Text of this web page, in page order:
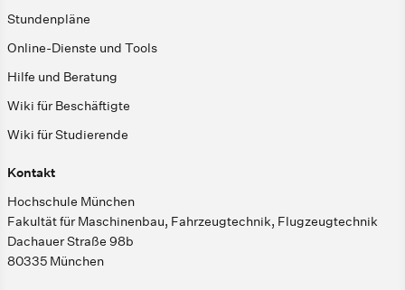
Stundenpläne
Online-Dienste und Tools
Hilfe und Beratung
Wiki für Beschäftigte
Wiki für Studierende
Kontakt
Hochschule München
Fakultät für Maschinenbau, Fahrzeugtechnik, Flugzeugtechnik
Dachauer Straße 98b
80335 München